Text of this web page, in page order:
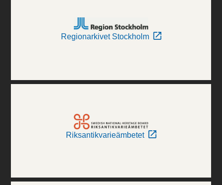
Regionarkivet Stockholm
Riksantikvarieämbetet